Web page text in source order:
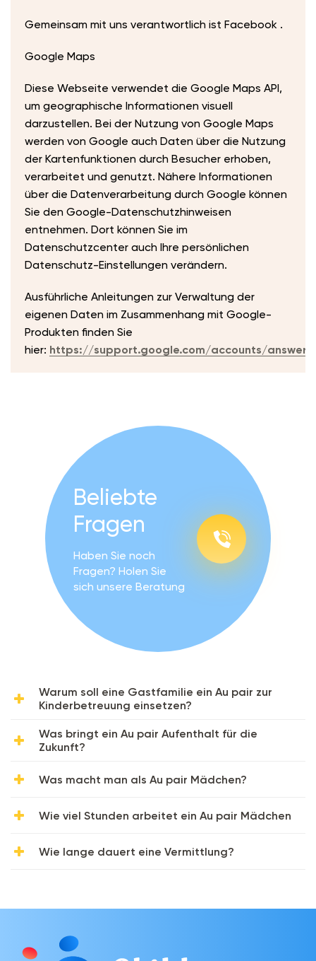
Gemeinsam mit uns verantwortlich ist Facebook .
​Google Maps
Diese Webseite verwendet die Google Maps API,
um geographische Informationen visuell
darzustellen. Bei der Nutzung von Google Maps
werden von Google auch Daten über die Nutzung
der Kartenfunktionen durch Besucher erhoben,
verarbeitet und genutzt. Nähere Informationen
über die Datenverarbeitung durch Google können
Sie den Google-Datenschutzhinweisen
entnehmen. Dort können Sie im
Datenschutzcenter auch Ihre persönlichen
Datenschutz-Einstellungen verändern.
​Ausführliche Anleitungen zur Verwaltung der
eigenen Daten im Zusammenhang mit Google-
Produkten finden Sie
hier: https://support.google.com/accounts/answer/
Beliebte
Fragen
Haben Sie noch
Fragen? Holen Sie
sich unsere Beratung
Warum soll eine Gastfamilie ein Au pair zur
Kinderbetreuung einsetzen?
Was bringt ein Au pair Aufenthalt für die
Zukunft?
Was macht man als Au pair Mädchen?
Wie viel Stunden arbeitet ein Au pair Mädchen
Wie lange dauert eine Vermittlung?